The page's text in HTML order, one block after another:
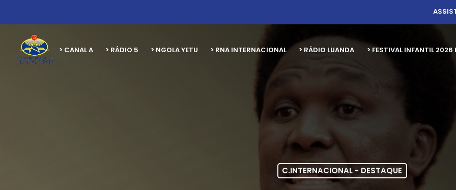
> CANAL A > RÁDIO 5 > NGOLA YETU > RNA INTERNACIONAL > RÁDIO LUANDA > FESTIVAL INFANTIL
C.INTERNACIONAL - DESTAQUE